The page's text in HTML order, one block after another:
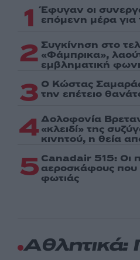
1 Έφυγαν οι
επόμενη μέρα για
2 Συγκίνηση στο
«Φάμπρικα»,
εμβληματική
3 Ο Κώστας
την επέτειο
4Δολοφονία
«κλειδί» της
κινητού, η θεία
5 Canadair 515: Οι
αεροσκάφους που
φωτιάς
Αθλητικά: